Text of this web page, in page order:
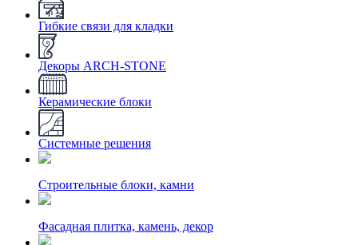
Гибкие связи для кладки
Декоры ARCH-STONE
Керамические блоки
Системные решения
Строительные блоки, камни
Фасадная плитка, камень, декор